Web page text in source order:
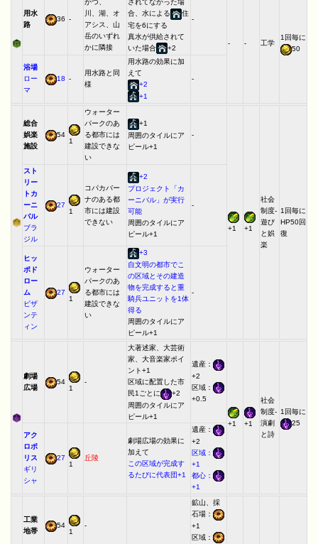
用水
路
36 -
かつ、
川、湖、オ
アシス、山
岳のいずれ
かに隣接
されてなかった場
合、水による
住
宅を6にする
真水が供給されて
いた場合
+2
-
- - 工学
1回毎に
50
浴場
ロー
マ
18 -
用水路と同
様
用水路の効果に加
えて
+2
+1
-
総合
娯楽
施設
54
1
ウォーター
パークのあ
る都市には
建設できな
い
+1
周囲のタイルにア
ピール+1
-
+1 +1
社会
制度-
遊び
と娯
楽
1回毎に
HP50回
復
スト
リー
トカ
ーニ
バル
ブラ
ジル
27
1
コパカバー
ナのある都
市には建設
できない
+2
プロジェクト「カ
ーニバル」が実行
可能
周囲のタイルにア
ピール+1
-
ヒッ
ポド
ロー
ム
ビザ
ンテ
ィン
27
1
ウォーター
パークのあ
る都市には
建設できな
い
+3
自文明の都市でこ
の区域とその建造
物を完成すると重
騎兵ユニットを1体
得る
周囲のタイルにア
ピール+1
-
劇場
広場
54
1
-
大著述家、大芸術
家、大音楽家ポイ
ント+1
区域に配置した市
民1ごとに
+2
周囲のタイルにア
ピール+1
遺産：
+2
区域：
+0.5
+1 +1
社会
制度-
演劇
と詩
1回毎に
25
アク
ロポ
リス
ギリ
シャ
27
1
丘陵
劇場広場の効果に
加えて
この区域が完成す
るたびに代表団+1
遺産：
+2
区域：
+1
都心：
+1
工業
地帯
54
1
-
鉱山、採
石場：
+1
区域：